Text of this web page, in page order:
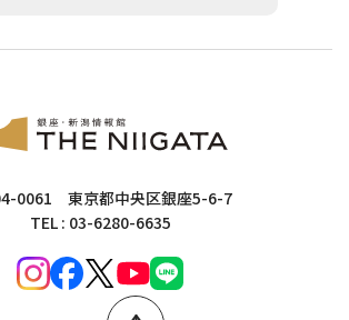
0061 東京都中央区銀座5-6-7
TEL : 03-6280-6635